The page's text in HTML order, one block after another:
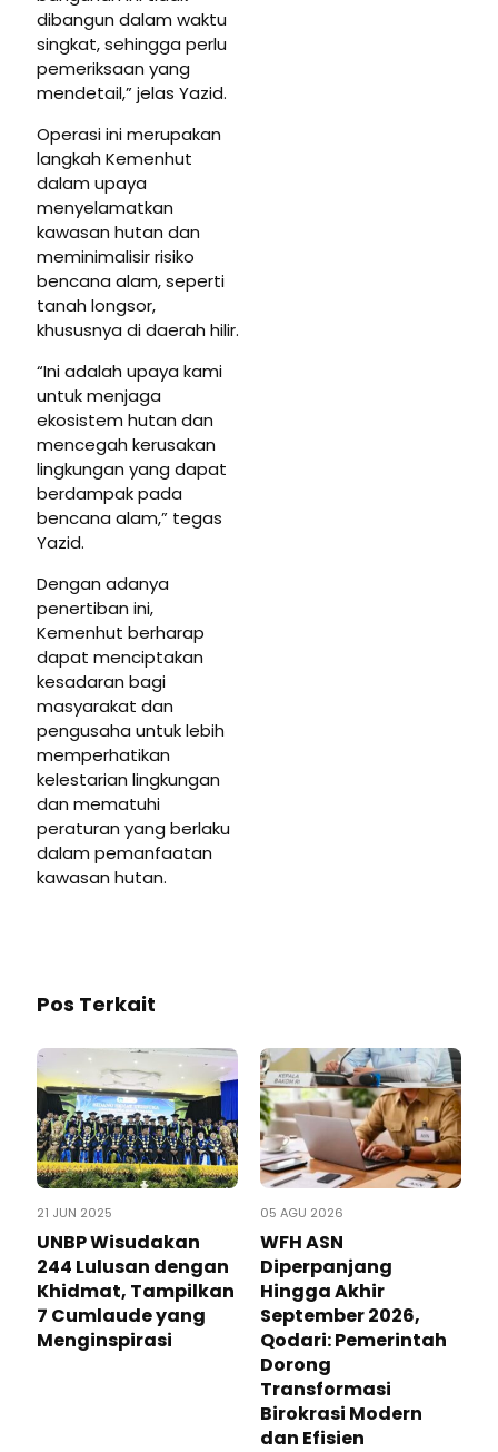
dibangun dalam waktu
singkat, sehingga perlu
pemeriksaan yang
mendetail,” jelas Yazid.
Operasi ini merupakan
langkah Kemenhut
dalam upaya
menyelamatkan
kawasan hutan dan
meminimalisir risiko
bencana alam, seperti
tanah longsor,
khususnya di daerah hilir.
“Ini adalah upaya kami
untuk menjaga
ekosistem hutan dan
mencegah kerusakan
lingkungan yang dapat
berdampak pada
bencana alam,” tegas
Yazid.
Dengan adanya
penertiban ini,
Kemenhut berharap
dapat menciptakan
kesadaran bagi
masyarakat dan
pengusaha untuk lebih
memperhatikan
kelestarian lingkungan
dan mematuhi
peraturan yang berlaku
dalam pemanfaatan
kawasan hutan.
Pos Terkait
21 JUN 2025
UNBP Wisudakan
244 Lulusan dengan
Khidmat, Tampilkan
7 Cumlaude yang
Menginspirasi
05 AGU 2026
WFH ASN
Diperpanjang
Hingga Akhir
September 2026,
Qodari: Pemerintah
Dorong
Transformasi
Birokrasi Modern
dan Efisien